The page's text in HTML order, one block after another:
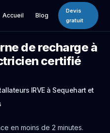
Accueil Blog
Devis
gratuit
de recharge à
certifié
IRVE à Sequehart et
en moins de 2 minutes.